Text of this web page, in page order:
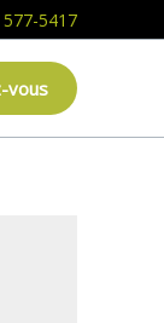
577-5417
vous